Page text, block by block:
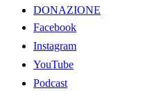
DONAZIONE
Facebook
Instagram
YouTube
Podcast